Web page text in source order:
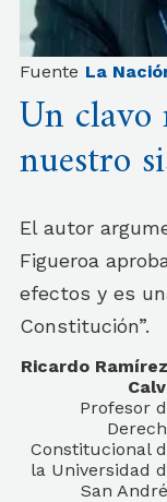
Fuente La
Un clavo
nuestro
El autor
Figueroa
efectos y es
Constitución”.
Ricardo
Profesor
Constitucional
la Universidad
San